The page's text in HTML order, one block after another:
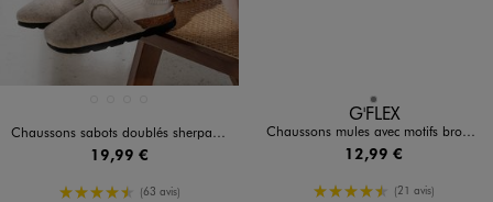
Chaussons sabots doublés sherpa femme - Roadsign
19,99 €
4.5/5 de moyenne
(63 avis)
Disponible en 1 coloris
GRIS
G'FLEX
Chaussons mules avec motifs brodés femme
12,99 €
4.5/5 de moyenne
(21 avis)